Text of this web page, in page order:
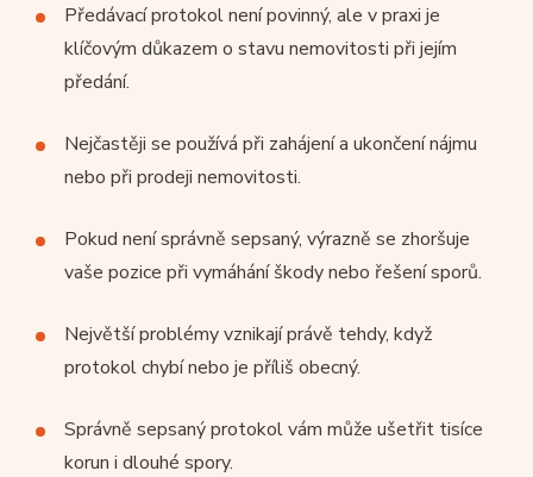
Předávací protokol není povinný, ale v praxi je
klíčovým důkazem o stavu nemovitosti při jejím
předání.
Nejčastěji se používá při zahájení a ukončení nájmu
nebo při prodeji nemovitosti.
Pokud není správně sepsaný, výrazně se zhoršuje
vaše pozice při vymáhání škody nebo řešení sporů.
Největší problémy vznikají právě tehdy, když
protokol chybí nebo je příliš obecný.
Správně sepsaný protokol vám může ušetřit tisíce
korun i dlouhé spory.